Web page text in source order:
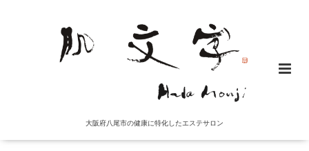
大阪府八尾市の健康に特化したエステサロン